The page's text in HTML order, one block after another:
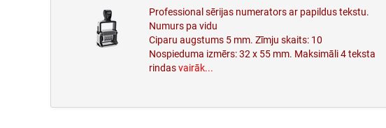
Professional sērijas numerators ar papildus tekstu.
Numurs pa vidu
Ciparu augstums 5 mm. Zīmju skaits: 10
Nospieduma izmērs: 32 x 55 mm. Maksimāli 4 teksta
rindasvairāk...